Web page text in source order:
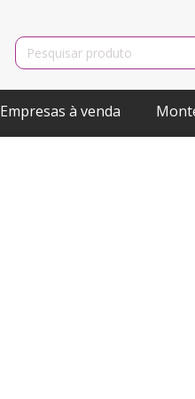
Search
for:
Empresas à venda